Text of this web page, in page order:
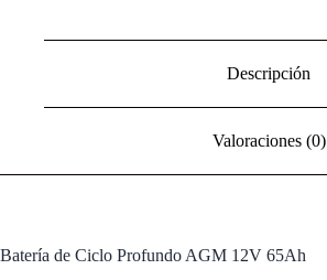
Descripción
Valoraciones (0)
Batería de Ciclo Profundo AGM 12V 65Ah